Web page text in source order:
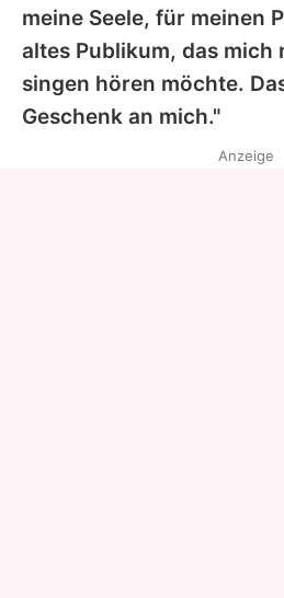
meine Seele, für meinen
altes Publikum, das mich
singen hören möchte.
Geschenk an mich."
Anzeige